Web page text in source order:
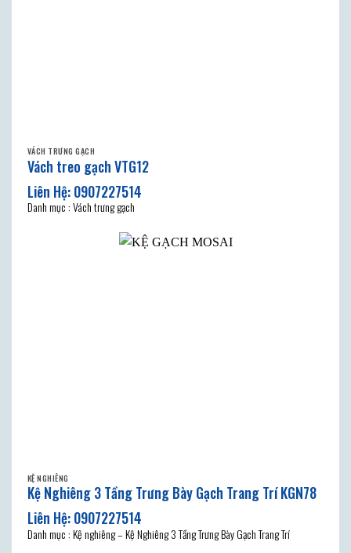
VÁCH TRƯNG GẠCH
Vách treo gạch VTG12
Danh mục : Vách trưng gạch
KỆ NGHIÊNG
Kệ Nghiêng 3 Tầng Trưng Bày Gạch Trang Trí KGN78
Danh mục : Kệ nghiêng – Kệ Nghiêng 3 Tầng Trưng Bày Gạch Trang Trí